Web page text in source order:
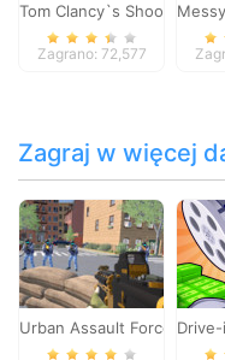
Tom Clancy`s Shootout
Zagrano: 72,577
Zagraj w więcej
Urban Assault Force